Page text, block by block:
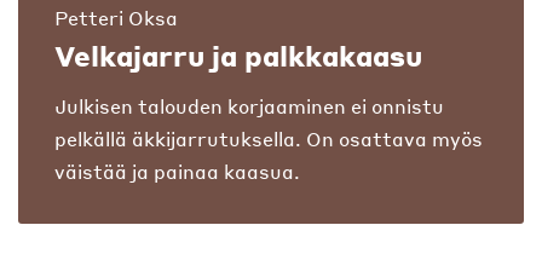
Petteri Oksa
Velkajarru ja palkkakaasu
Julkisen talouden korjaaminen ei onnistu
pelkällä äkkijarrutuksella. On osattava myös
väistää ja painaa kaasua.